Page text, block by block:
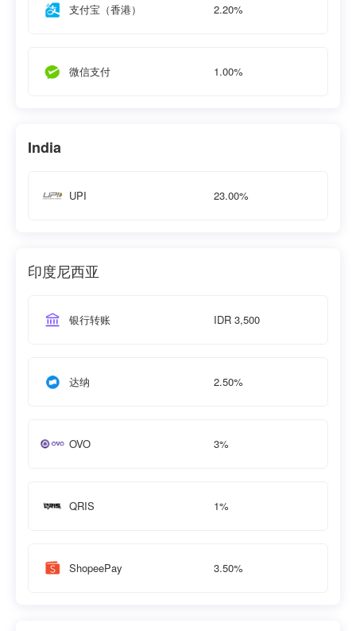
支付宝（香港） 2.20%
微信支付 1.00%
India
UPI 23.00%
印度尼西亚
银行转账 IDR 3,500
达纳 2.50%
OVO 3%
QRIS 1%
ShopeePay 3.50%